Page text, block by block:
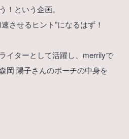
！という企画。
させるヒント”になるはず！
イターとして活躍し、merrilyで
岡 陽子さんのポーチの中身を